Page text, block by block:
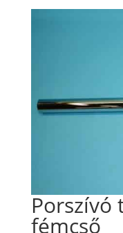
Porszívó
fémcső